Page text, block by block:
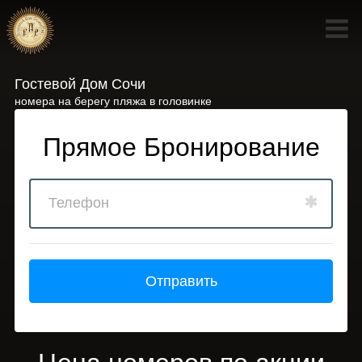
Гостевой Дом Сочи
номера на берегу пляжа в головинке
Прямое Бронирование
Отправить